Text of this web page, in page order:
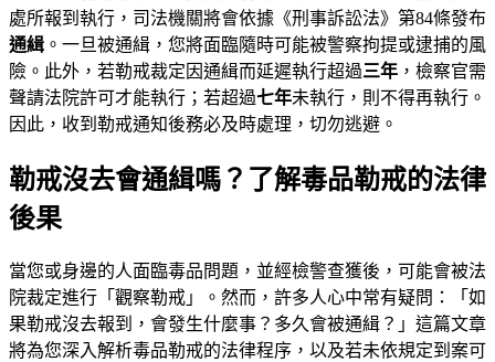
處所報到執行，司法機關將會依據《刑事訴訟法》第84條發布
通緝 。一旦被通緝，您將面臨隨時可能被警察拘提或逮捕的風
險。此外，若勒戒裁定因通緝而延遲執行超過三年 ，檢察官需
聲請法院許可才能執行；若超過七年未執行，則不得再執行。
因此，收到勒戒通知後務必及時處理，切勿逃避。
勒戒沒去會通緝嗎？了解毒品勒戒的法律
後果
當您或身邊的人面臨毒品問題，並經檢警查獲後，可能會被法
院裁定進行「觀察勒戒」。然而，許多人心中常有疑問：「如
果勒戒沒去報到，會發生什麼事？多久會被通緝？」這篇文章
將為您深入解析毒品勒戒的法律程序，以及若未依規定到案可